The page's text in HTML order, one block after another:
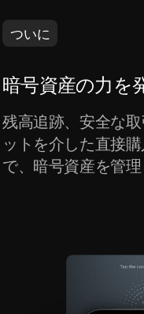
ついに
暗号資産の力を
残高追跡、安全な
ットを介した直接
で、暗号資産を管理